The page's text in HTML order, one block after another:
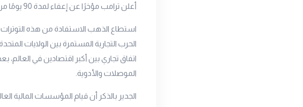
أعلن ترامب مؤخرًا عن إعفاء لمدة 90 يومًا من تعريفاته الجمركية المتبادلة على دول أخرى.
استطاع الذهب الاستفادة من هذه التوترات
الحرب التجارية المستمرة بين الولايات
اتفاق تجاري بين أكبر اقتصادين في العالم،
الموصلات والأدوية.
الجدير بالذكر أن قيام المؤسسات المالية